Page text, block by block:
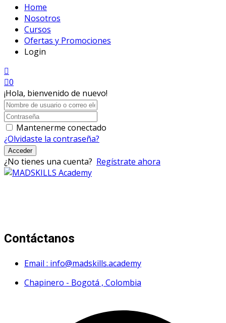
Home
Nosotros
Cursos
Ofertas y Promociones
Login
0
¡Hola, bienvenido de nuevo!
Mantenerme conectado
¿Olvidaste la contraseña?
Acceder
¿No tienes una cuenta? Regístrate ahora
Contáctanos
Email : info@madskills.academy
Chapinero - Bogotá , Colombia